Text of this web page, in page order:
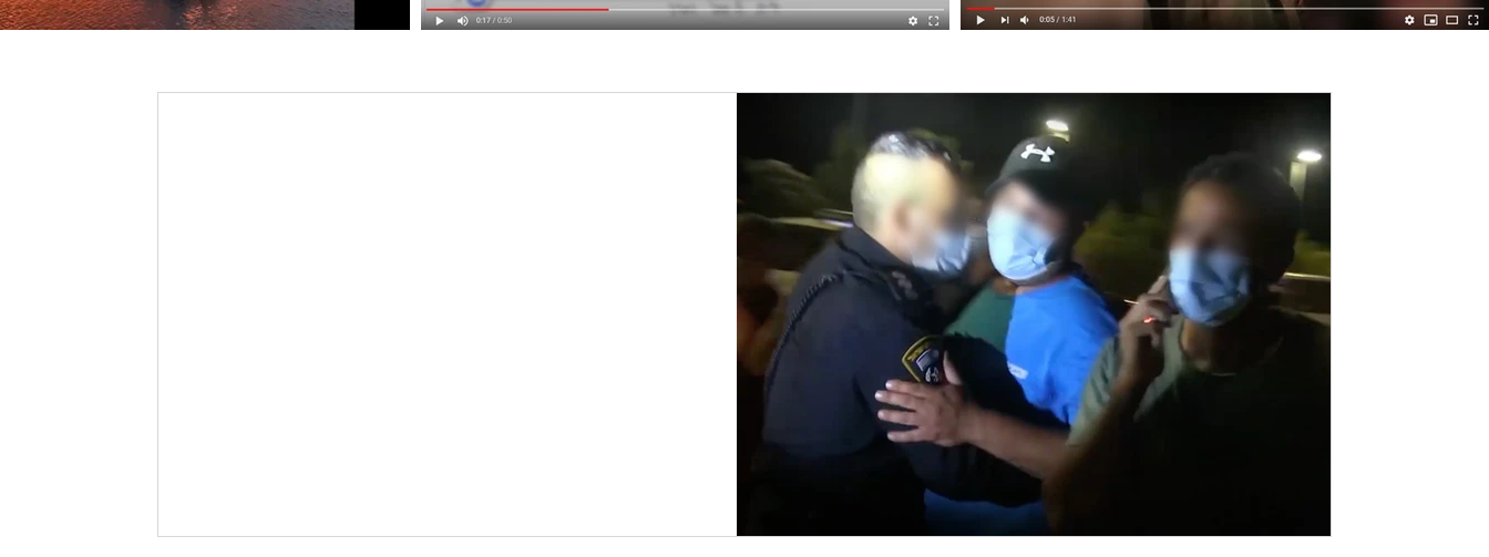
מפגינים פרצו אמש בתוקפנות לקיבוץ ניר
דוד, עם שקי שינה ואוהלים, המשטרה
עיכבה לחקירה את המארגנים
כ 30 מפגינים ממחאת האסי פרצו אמש בתוקפנות לקיבוץ ניר דוד, כשהם
מצוידים בשקי שינה ואוהלים, המשטרה עיכבה לחקירה את מארגני
ההפגנה לאחר...